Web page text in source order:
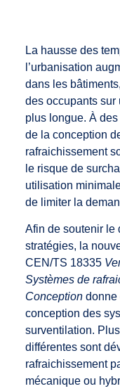
La hausse des
l’urbanisation
dans les
des occupants sur
plus longue. À
de la conception
rafraichissement
le risque de
utilisation
de limiter la
Afin de soutenir le
stratégies, la
CEN/TS 18335
Systèmes de
Conception donne
conception des
surventilation.
différentes sont
rafraichissement
mécanique ou